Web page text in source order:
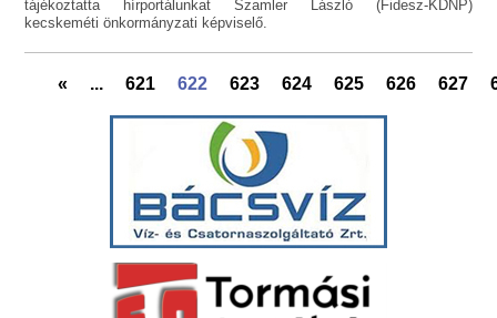
tájékoztatta hírportálunkat Szamler László (Fidesz-KDNP)
kecskeméti önkormányzati képviselő.
« ... 621 622 623 624 625 626 627